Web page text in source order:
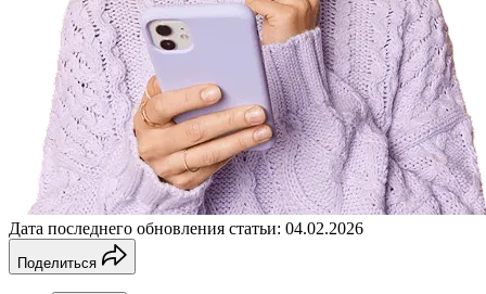
Дата последнего обновления статьи: 04.02.2026
Поделиться